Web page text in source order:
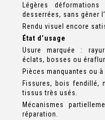
Légères
desserrées, sans gêner
Rendu visuel encore
État d’usage
Usure marquée :
éclats, bosses ou
Pièces manquantes ou
Fissures, bois fendillé,
tissus très usés.
Mécanismes
réparation.